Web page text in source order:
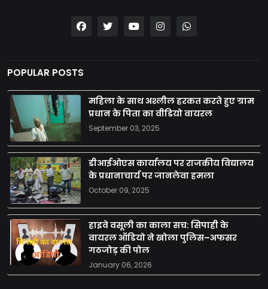
POPULAR POSTS
महिला के साथ अश्लील हरकत करते हुए ग्राम
प्रधान के पिता का वीडियो वायरल
September 03, 2025
डीआईओएस कार्यालय पर राजकीय विद्यालय
के प्रधानाचार्य पर जानलेवा हमला
October 09, 2025
हाइवे वसूली का काला सच: सिपाही के
वायरल ऑडियो ने खोला पुलिस–अफसर
गठजोड़ की पोल
January 06, 2026